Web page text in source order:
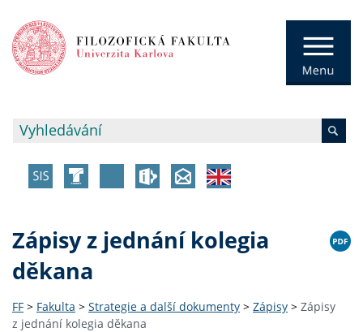
Zápisy z jednání kolegia
děkana
FF > Fakulta > Strategie a další dokumenty > Zápisy > Zápisy
z jednání kolegia děkana